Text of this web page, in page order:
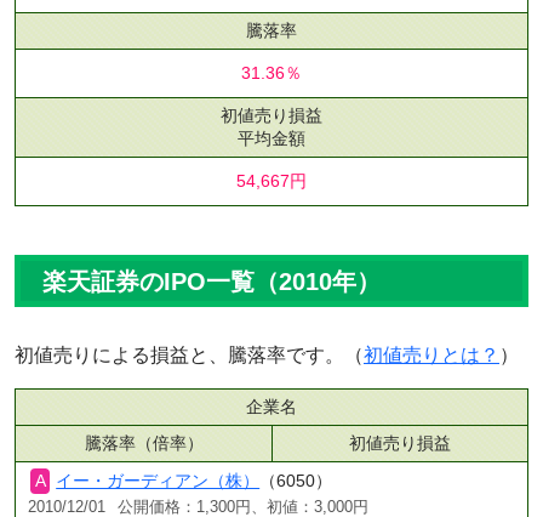
騰落率
31.36％
初値売り損益
平均金額
54,667円
楽天証券のIPO一覧（2010年）
初値売りによる損益と、騰落率です。（初値売りとは？ ）
企業名
騰落率（倍率）
初値売り損益
イー・ガーディアン（株）
（6050）
2010/12/01 公開価格：1,300円、初値：3,000円